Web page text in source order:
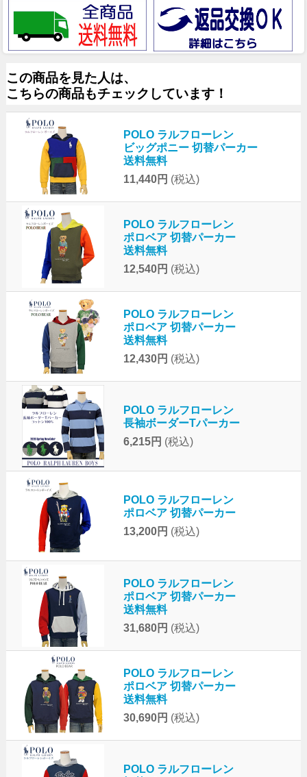
この商品を見た人は、
こちらの商品もチェックしています！
POLO ラルフローレン
ビッグポニー 切替パーカー
送料無料
11,440円 (税込)
POLO ラルフローレン
ポロベア 切替パーカー
送料無料
12,540円 (税込)
POLO ラルフローレン
ポロベア 切替パーカー
送料無料
12,430円 (税込)
POLO ラルフローレン
長袖ボーダーTパーカー
6,215円 (税込)
POLO ラルフローレン
ポロベア 切替パーカー
13,200円 (税込)
POLO ラルフローレン
ポロベア 切替パーカー
送料無料
31,680円 (税込)
POLO ラルフローレン
ポロベア 切替パーカー
送料無料
30,690円 (税込)
POLO ラルフローレン